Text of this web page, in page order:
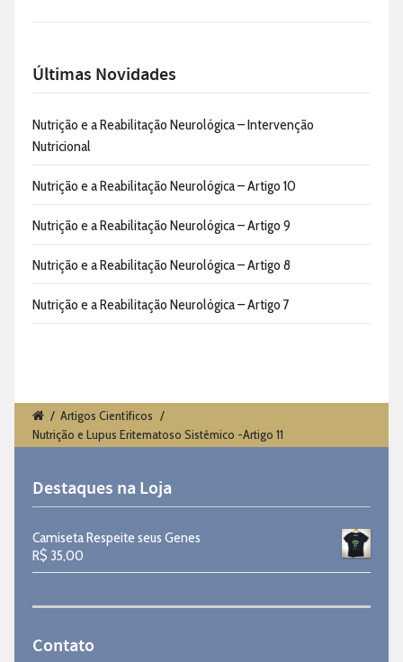
Últimas Novidades
Nutrição e a Reabilitação Neurológica – Intervenção
Nutricional
Nutrição e a Reabilitação Neurológica – Artigo 10
Nutrição e a Reabilitação Neurológica – Artigo 9
Nutrição e a Reabilitação Neurológica – Artigo 8
Nutrição e a Reabilitação Neurológica – Artigo 7
/ Artigos Científicos /
Nutrição e Lupus Eritematoso Sistêmico -Artigo 11
Destaques na Loja
Camiseta Respeite seus Genes
R$ 35,00
Contato